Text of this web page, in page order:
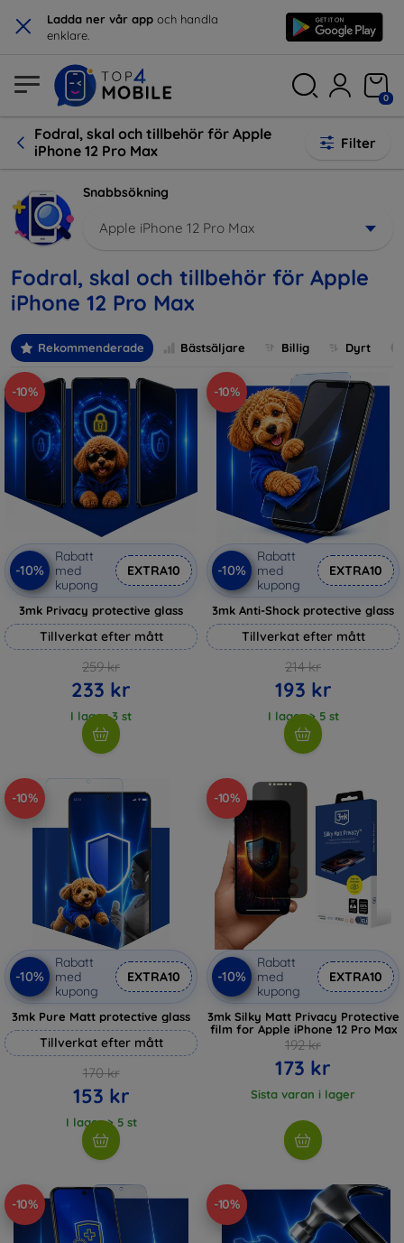
× Ladda ner vår app och handla
enklare.
0
Fodral, skal och tillbehör för Apple
iPhone 12 Pro Max
Filter
Snabbsökning
Apple iPhone 12 Pro Max
Fodral, skal och tillbehör för Apple
iPhone 12 Pro Max
Rekommenderade Bästsäljare Billig Dyrt
-10%
-10%
Rabatt
med
kupong
EXTRA10
3mk Privacy protective glass
Tillverkat efter mått
259 kr
233 kr
I lager 3 st
-10%
-10%
Rabatt
med
kupong
EXTRA10
3mk Anti-Shock protective glass
Tillverkat efter mått
214 kr
193 kr
I lager > 5 st
-10%
-10%
Rabatt
med
kupong
EXTRA10
3mk Pure Matt protective glass
Tillverkat efter mått
170 kr
153 kr
I lager > 5 st
-10%
-10%
Rabatt
med
kupong
EXTRA10
3mk Silky Matt Privacy Protective
film for Apple iPhone 12 Pro Max
192 kr
173 kr
Sista varan i lager
-10% -10%